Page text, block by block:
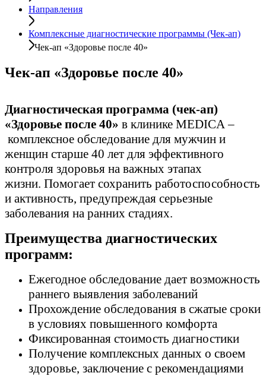
Направления
Комплексные диагностические программы (Чек-ап)
Чек-ап «Здоровье после 40»
Чек-ап «Здоровье после 40»
Диагностическая программа (чек-ап)
«Здоровье после 40» в клинике MEDICA –
комплексное обследование для мужчин и
женщин старше 40 лет для эффективного
контроля здоровья на важных этапах
жизни. Помогает сохранить работоспособность
и активность, предупреждая серьезные
заболевания на ранних стадиях.
Преимущества диагностических
программ:
Ежегодное обследование дает возможность
раннего выявления заболеваний
Прохождение обследования в сжатые сроки
в условиях повышенного комфорта
Фиксированная стоимость диагностики
Получение комплексных данных о своем
здоровье, заключение с рекомендациями